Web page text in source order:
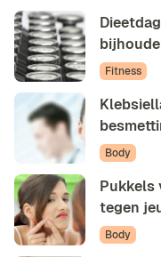
Fitness
Body
Pukkels
tegen
Body